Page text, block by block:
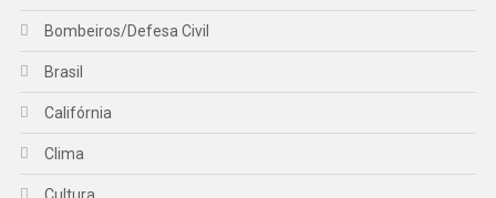
Bombeiros/Defesa Civil
Brasil
Califórnia
Clima
Cultura